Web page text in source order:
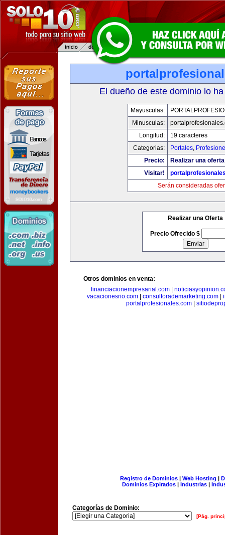
El dueño de este dominio lo
Mayusculas:
Minusculas:
Longitud:
19 caracteres
Categorias:
Portales,
Precio:
Realizar una
Visitar!
Serán consideradas
Realizar una Oferta
Precio Ofrecido $
Otros dominios en venta:
financiacionempresarial.com
vacacionesrio.com
consultorademarketing.com
portalprofesionales.com|
Registro de Dominios| Web Hosting |
Dominios Expirados | Industrias |
Categorías de Dominio:
[Pág.